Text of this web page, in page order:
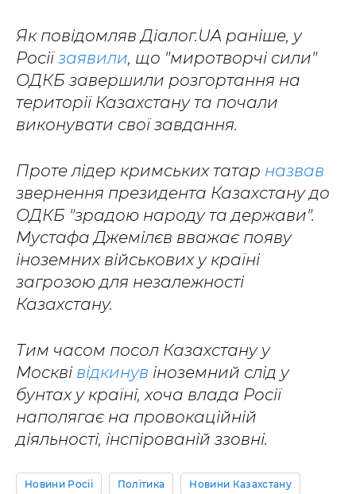
Як повідомляв Діалог.UA раніше, у
Росіїзаявили, що "миротворчі сили"
ОДКБ завершили розгортання на
території Казахстану та почали
виконувати свої завдання.
Проте лідер кримських татар назвав
звернення президента Казахстану до
ОДКБ "зрадою народу та держави".
Мустафа Джемілєв вважає появу
іноземних військових у країні
загрозою для незалежності
Казахстану.
Тим часом посол Казахстану у
Москві відкинув іноземний слід у
бунтах у країні, хоча влада Росії
наполягає на провокаційній
діяльності, інспірованій ззовні.
Новини Росії Політика Новини Казахстану